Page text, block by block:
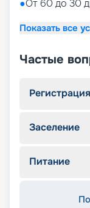
●От 60 до 30
Показать все
Частые
Регистрация
Заселение
Питание